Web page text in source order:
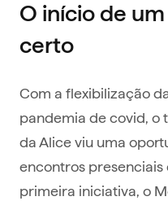
O início de
certo
Com a flexibilização
pandemia de covid, o
da Alice viu uma
encontros presenciais
primeira iniciativa, o